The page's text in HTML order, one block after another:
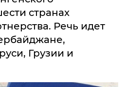
странах
Речь идет
Грузии и